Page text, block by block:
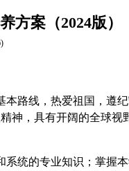
方案（2024版）
)
本路线，热爱祖国，遵
神，具有开阔的全球视
系统的专业知识；掌握